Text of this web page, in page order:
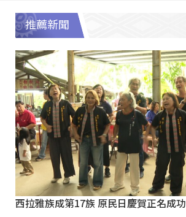
推薦新聞
西拉雅族成第17族 原民日慶賀正名成功